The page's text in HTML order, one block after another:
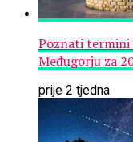
Poznati termini
Međugorju za
prije 2 tjedna